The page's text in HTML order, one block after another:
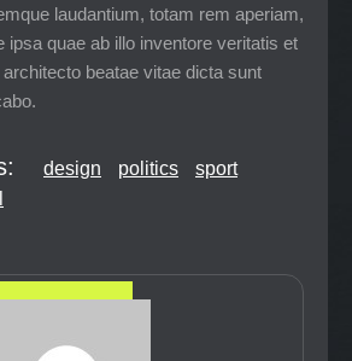
laudantium, totam rem aperiam,
ipsa quae ab illo inventore veritatis et
beatae vitae dicta sunt
design politics
sport